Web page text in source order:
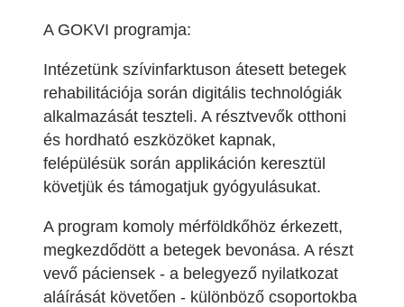
A GOKVI programja:
Intézetünk szívinfarktuson átesett betegek
rehabilitációja során digitális technológiák
alkalmazását teszteli. A résztvevők otthoni
és hordható eszközöket kapnak,
felépülésük során applikáción keresztül
követjük és támogatjuk gyógyulásukat.
A program komoly mérföldkőhöz érkezett,
megkezdődött a betegek bevonása. A részt
vevő páciensek - a belegyező nyilatkozat
aláírását követően - különböző csoportokba